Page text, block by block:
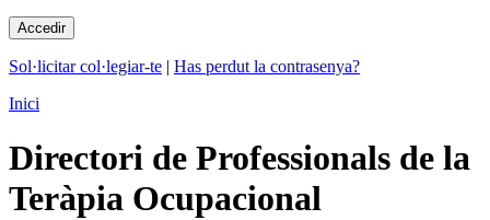
Sol·licitar col·legiar-te | Has perdut la contrasenya?
Inici
Directori de Professionals de la
Teràpia Ocupacional